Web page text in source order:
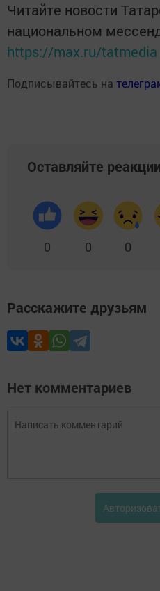
Читайте новости
национальном
https://max.ru/tatmedia
Подписывайтесь на
Оставляйте реакции
0 0 0
Расскажите друзьям
Нет комментариев